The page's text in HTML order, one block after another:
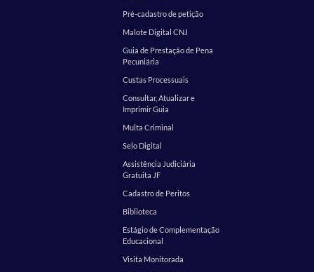
Pré-cadastro de petição
Malote Digital CNJ
Guia de Prestação de Pena
Pecuniária
Custas Processuais
Consultar, Atualizar e
Imprimir Guia
Multa Criminal
Selo Digital
Assistência Judiciária
Gratuita JF
Cadastro de Peritos
Biblioteca
Estágio de Complementação
Educacional
Visita Monitorada